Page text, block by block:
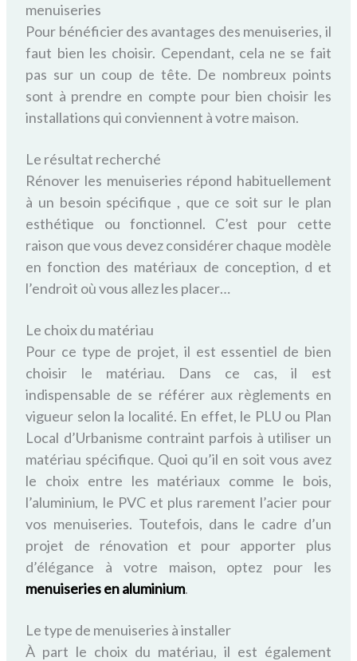
menuiseries
Pour bénéficier des avantages des menuiseries, il
faut bien les choisir. Cependant, cela ne se fait
pas sur un coup de tête. De nombreux points
sont à prendre en compte pour bien choisir les
installations qui conviennent à votre maison.
Le résultat recherché
Rénover les menuiseries répond habituellement
à un besoin spécifique , que ce soit sur le plan
esthétique ou fonctionnel. C’est pour cette
raison que vous devez considérer chaque modèle
en fonction des matériaux de conception, d et
l’endroit où vous allez les placer…
Le choix du matériau
Pour ce type de projet, il est essentiel de bien
choisir le matériau. Dans ce cas, il est
indispensable de se référer aux règlements en
vigueur selon la localité. En effet, le PLU ou Plan
Local d’Urbanisme contraint parfois à utiliser un
matériau spécifique. Quoi qu’il en soit vous avez
le choix entre les matériaux comme le bois,
l’aluminium, le PVC et plus rarement l’acier pour
vos menuiseries. Toutefois, dans le cadre d’un
projet de rénovation et pour apporter plus
d’élégance à votre maison, optez pour les
menuiseries en aluminium.
Le type de menuiseries à installer
À part le choix du matériau, il est également